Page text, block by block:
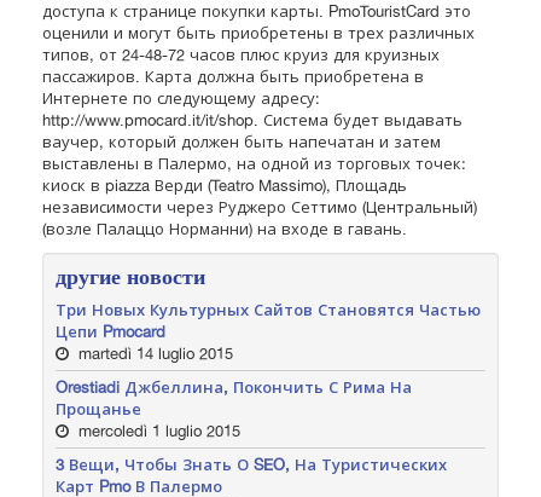
доступа к странице покупки карты. PmoTouristCard это
оценили и могут быть приобретены в трех различных
типов, от 24-48-72 часов плюс круиз для круизных
пассажиров. Карта должна быть приобретена в
Интернете по следующему адресу:
http://www.pmocard.it/it/shop. Система будет выдавать
ваучер, который должен быть напечатан и затем
выставлены в Палермо, на одной из торговых точек:
киоск в piazza Верди (Teatro Massimo), Площадь
независимости через Руджеро Сеттимо (Центральный)
(возле Палаццо Норманни) на входе в гавань.
другие новости
Три Новых Культурных Сайтов Становятся Частью
Цепи Pmocard
martedì 14 luglio 2015
Orestiadi Джбеллина, Покончить С Рима На
Прощанье
mercoledì 1 luglio 2015
3 Вещи, Чтобы Знать О SEO, На Туристических
Карт Pmo В Палермо